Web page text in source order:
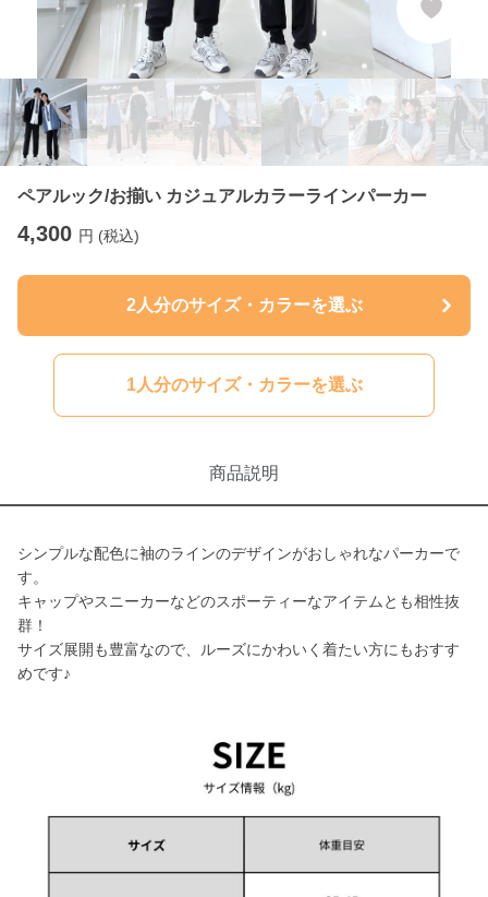
ペアルック/お揃い カジュアルカラーラインパーカー
4,300 円 (税込)
2人分のサイズ・カラーを選ぶ
1人分のサイズ・カラーを選ぶ
商品説明
シンプルな配色に袖のラインのデザインがおしゃれなパーカーで
す。
キャップやスニーカーなどのスポーティーなアイテムとも相性抜
群！
サイズ展開も豊富なので、ルーズにかわいく着たい方にもおすす
めです♪